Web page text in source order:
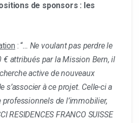
de sponsors : les
: “… Ne voulant pas perdre le
€ attribués par la Mission Bern, il
active de nouveaux
s’associer à ce projet. Celle-ci a
professionnels de l’immobilier,
RESIDENCES FRANCO SUISSE